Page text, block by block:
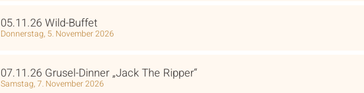
05.11.26 Wild-Buffet
Donnerstag, 5. November 2026
07.11.26 Grusel-Dinner „Jack The Ripper“
Samstag, 7. November 2026